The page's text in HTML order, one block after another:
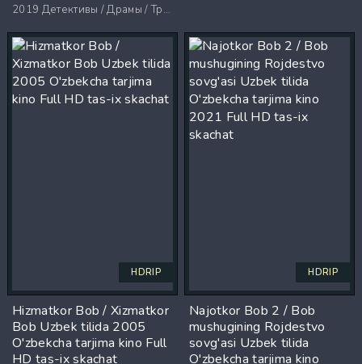
2019 Детективы / Драмы / Триллеры / Ужасы
HDRIP
Hizmatkor Bob / Xizmatkor
Bob Uzbek tilida 2005
O'zbekcha tarjima kino Full
HD tas-ix skachat
HDRIP
Najotkor Bob 2 / Bob
mushugining Rojdestvo
sovg'asi Uzbek tilida
O'zbekcha tarjima kino